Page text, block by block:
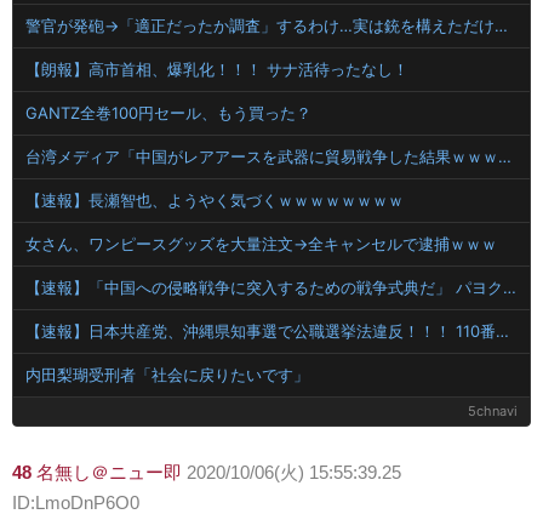
警官が発砲→「適正だったか調査」するわけ…実は銃を構えただけで警察本部長まで報告！
【朗報】高市首相、爆乳化！！！ サナ活待ったなし！
GANTZ全巻100円セール、もう買った？
台湾メディア「中国がレアアースを武器に貿易戦争した結果ｗｗｗｗｗｗｗｗ」
【速報】長瀬智也、ようやく気づくｗｗｗｗｗｗｗｗ
女さん、ワンピースグッズを大量注文→全キャンセルで逮捕ｗｗｗ
【速報】「中国への侵略戦争に突入するための戦争式典だ」 パヨクが広島の平和記念式典に反対する理由が判明
【速報】日本共産党、沖縄県知事選で公職選挙法違反！！！ 110番通報されても辞全くめない件
内田梨瑚受刑者「社会に戻りたいです」
5chnavi
48 名無し＠ニュー即 2020/10/06(火) 15:55:39.25
ID:LmoDnP6O0